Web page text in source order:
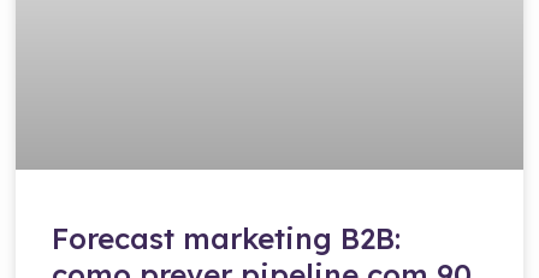
Forecast marketing B2B: